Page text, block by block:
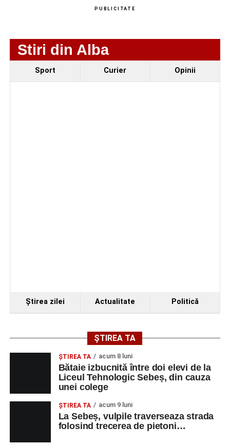
PUBLICITATE
Stiri din Alba
Sport Curier Opinii
Ştirea zilei Actualitate Politică
ȘTIREA TA
ŞTIREA TA acum 8 luni
Bătaie izbucnită între doi elevi de la
Liceul Tehnologic Sebeș, din cauza
unei colege
ŞTIREA TA acum 9 luni
La Sebeș, vulpile traverseaza strada
folosind trecerea de pietoni…